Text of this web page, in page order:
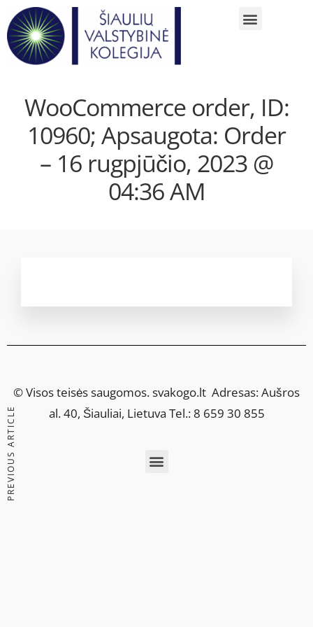
WooCommerce order, ID:
10960; Apsaugota: Order
– 16 rugpjūčio, 2023 @
04:36 AM
PREVIOUS ARTICLE
© Visos teisės saugomos.svakogo.lt Adresas: Aušros
al. 40, Šiauliai, Lietuva Tel.: 8 659 30 855